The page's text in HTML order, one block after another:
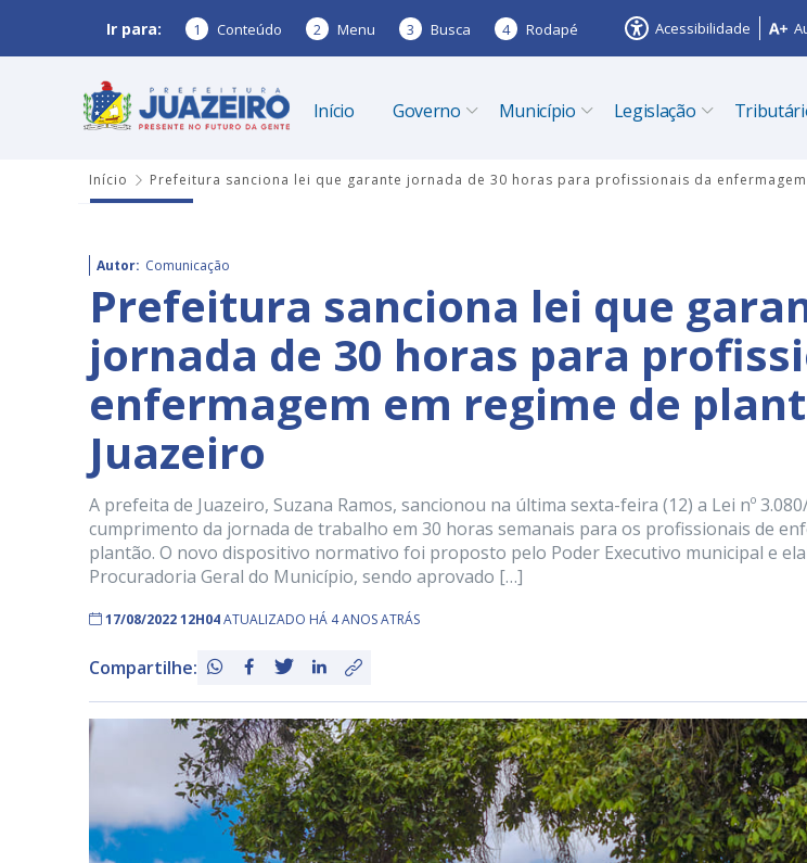
Ir para: 1 Conteúdo 2 Menu 3 Busca 4 Rodapé Acessibilidade
Início Governo Município Legislação
Início Prefeitura sanciona lei que garante jornada de 30 horas para profissionais da
Autor: Comunicação
Prefeitura sanciona lei que
jornada de 30 horas para
enfermagem em regime de
Juazeiro
A prefeita de Juazeiro, Suzana Ramos, sancionou na última sexta-feira (12) a Lei nº
cumprimento da jornada de trabalho em 30 horas semanais para os profissionais de
plantão. O novo dispositivo normativo foi proposto pelo Poder Executivo municipal e
Procuradoria Geral do Município, sendo aprovado […]
17/08/2022 12H04ATUALIZADO HÁ 4 ANOS ATRÁS
Compartilhe: